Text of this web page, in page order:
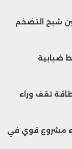
السياسة
تنتقل
مباشر في
الأمريكية
مالية
شبح التضخم
ضبابية
طاقة تقف وراء
كبيرة.. 6 قواعد لبناء مشروع قوي في